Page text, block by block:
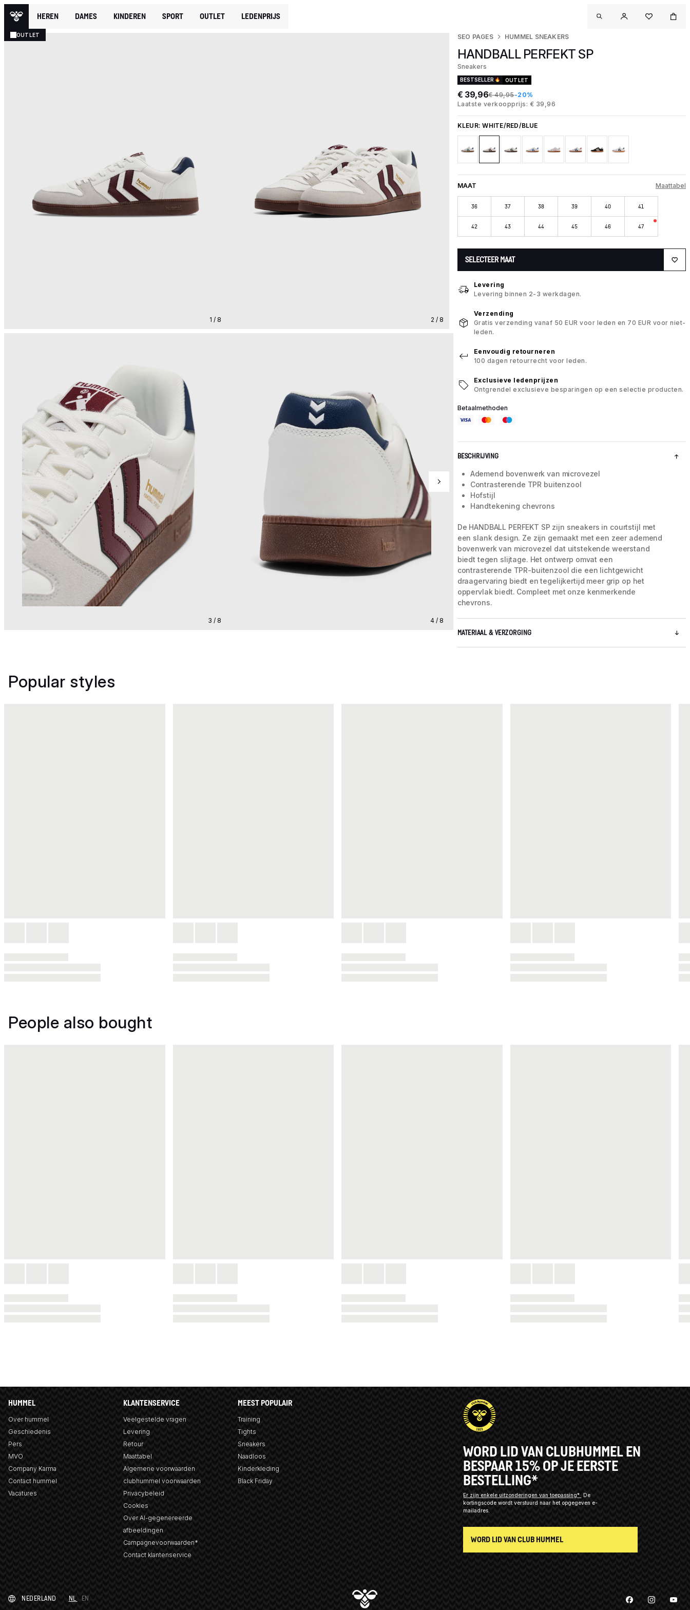
HEREN DAMES KINDEREN SPORT OUTLET LEDENPRIJS
OUTLET
1 / 8 2 / 8
3 / 8 4 / 8 5 / 8
SEO PAGES HUMMEL SNEAKERS
HANDBALL PERFEKT SP
Sneakers
BESTSELLER OUTLET
€ 39,96€ 49,95-20%
Laatste verkoopprijs: € 39,96
KLEUR:WHITE/RED/BLUE
MAAT Maattabel
36 37 38 39 40 41
42 43 44 45 46 47
SELECTEER MAAT
Levering
Levering binnen 2-3 werkdagen.
Verzending
Gratis verzending vanaf 50 EUR voor leden en 70 EUR voor niet-
leden.
Eenvoudig retourneren
100 dagen retourrecht voor leden.
Exclusieve ledenprijzen
Ontgrendel exclusieve besparingen op een selectie producten.
Betaalmethoden
BESCHRIJVING
Ademend bovenwerk van microvezel
Contrasterende TPR buitenzool
Hofstijl
Handtekening chevrons
De HANDBALL PERFEKT SP zijn sneakers in courtstijl met
een slank design. Ze zijn gemaakt met een zeer ademend
bovenwerk van microvezel dat uitstekende weerstand
biedt tegen slijtage. Het ontwerp omvat een
contrasterende TPR-buitenzool die een lichtgewicht
draagervaring biedt en tegelijkertijd meer grip op het
oppervlak biedt. Compleet met onze kenmerkende
chevrons.
MATERIAAL & VERZORGING
Popular styles
People also bought
HUMMEL
Over hummel
Geschiedenis
Pers
MVO
Company Karma
Contact hummel
Vacatures
KLANTENSERVICE
Veelgestelde vragen
Levering
Retour
Maattabel
Algemene voorwaarden
clubhummel voorwaarden
Privacybeleid
Cookies
Over AI-gegenereerde
afbeeldingen
Campagnevoorwaarden*
Contact klantenservice
MEEST POPULAIR
Training
Tights
Sneakers
Naadloos
Kinderkleding
Black Friday
WORD LID VAN CLUBHUMMEL EN
BESPAAR 15% OP JE EERSTE
BESTELLING*
Er zijn enkele uitzonderingen van toepassing*
De
kortingscode wordt verstuurd naar het opgegeven e-
mailadres.
WORD LID VAN CLUB HUMMEL
NEDERLAND NL EN